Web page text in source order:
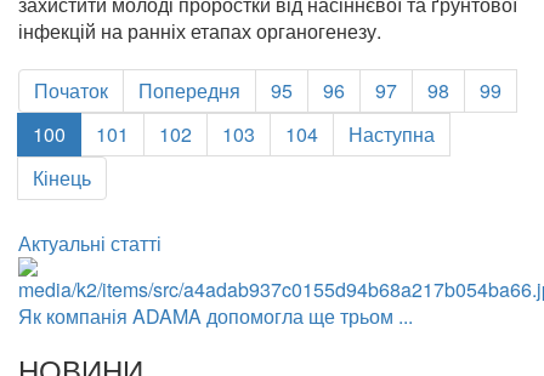
інфекцій на ранніх етапах органогенезу.
Початок Попередня 95 96 97 98
99
100
101 102 103 104
Наступна
Кінець
Актуальні статті
Як компанія ADAMA допомогла ще трьом ...